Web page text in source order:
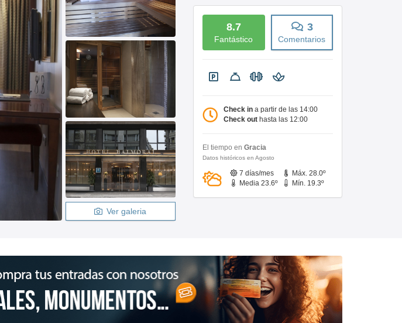
Ver galeria
8.7
Fantástico
3
Comentarios
Check in a partir de las 14:00
Check out hasta las 12:00
El tiempo en Gracia
Datos históricos en Agosto
7 días/mes
Máx. 28.0º
Media 23.6º
Mín. 19.3º